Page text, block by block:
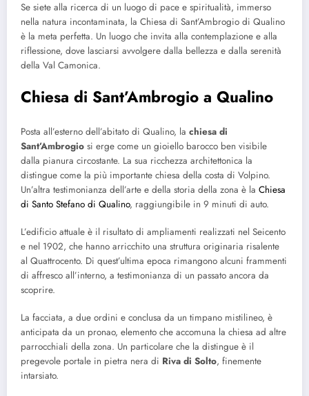
Se siete alla ricerca di un luogo di pace e spiritualità, immerso
nella natura incontaminata, la Chiesa di Sant’Ambrogio di Qualino
è la meta perfetta. Un luogo che invita alla contemplazione e alla
riflessione, dove lasciarsi avvolgere dalla bellezza e dalla serenità
della Val Camonica.
Chiesa di Sant’Ambrogio a Qualino
Posta all’esterno dell’abitato di Qualino, la chiesa di
Sant’Ambrogio si erge come un gioiello barocco ben visibile
dalla pianura circostante. La sua ricchezza architettonica la
distingue come la più importante chiesa della costa di Volpino.
Un’altra testimonianza dell’arte e della storia della zona è la Chiesa
di Santo Stefano di Qualino, raggiungibile in 9 minuti di auto.
L’edificio attuale è il risultato di ampliamenti realizzati nel Seicento
e nel 1902, che hanno arricchito una struttura originaria risalente
al Quattrocento. Di quest’ultima epoca rimangono alcuni frammenti
di affresco all’interno, a testimonianza di un passato ancora da
scoprire.
La facciata, a due ordini e conclusa da un timpano mistilineo, è
anticipata da un pronao, elemento che accomuna la chiesa ad altre
parrocchiali della zona. Un particolare che la distingue è il
pregevole portale in pietra nera di Riva di Solto, finemente
intarsiato.